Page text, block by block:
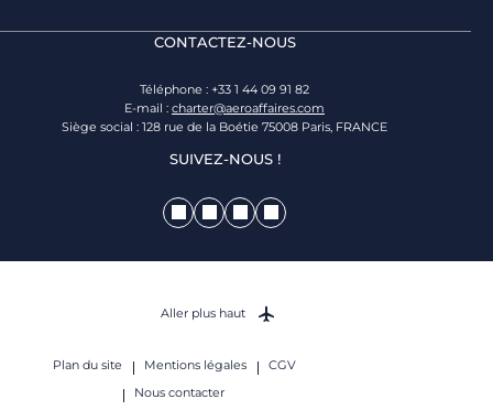
CONTACTEZ-NOUS
Téléphone : +33 1 44 09 91 82
E-mail : charter@aeroaffaires.com
Siège social : 128 rue de la Boétie 75008 Paris, FRANCE
SUIVEZ-NOUS !
Plan du site Mentions légales
CGV
Nous contacter
Aller plus haut